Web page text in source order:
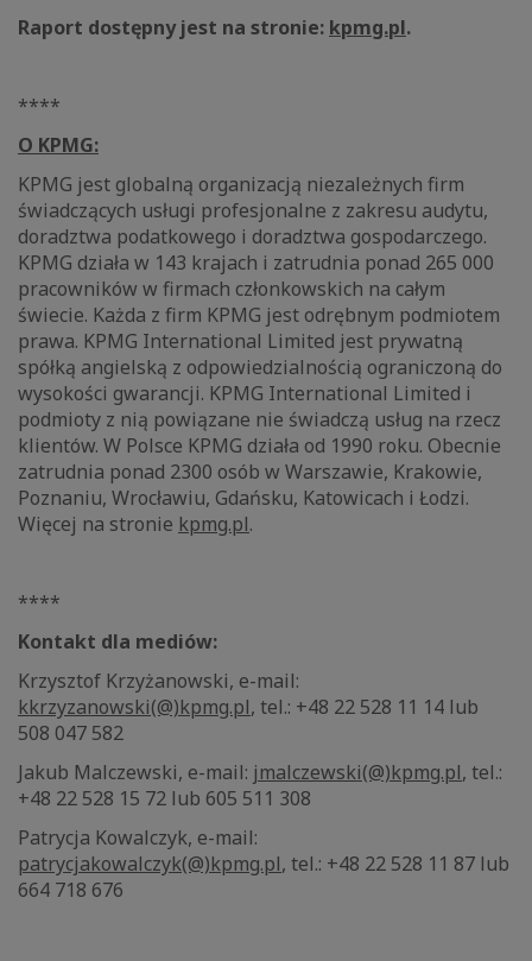
Raport dostępny jest na stronie: kpmg.pl.
****
O KPMG:
KPMG jest globalną organizacją niezależnych firm
świadczących usługi profesjonalne z zakresu audytu,
doradztwa podatkowego i doradztwa gospodarczego.
KPMG działa w 143 krajach i zatrudnia ponad 265 000
pracowników w firmach członkowskich na całym
świecie. Każda z firm KPMG jest odrębnym podmiotem
prawa. KPMG International Limited jest prywatną
spółką angielską z odpowiedzialnością ograniczoną do
wysokości gwarancji. KPMG International Limited i
podmioty z nią powiązane nie świadczą usług na rzecz
klientów. W Polsce KPMG działa od 1990 roku. Obecnie
zatrudnia ponad 2300 osób w Warszawie, Krakowie,
Poznaniu, Wrocławiu, Gdańsku, Katowicach i Łodzi.
Więcej na stronie kpmg.pl.
****
Kontakt dla mediów:
Krzysztof Krzyżanowski, e-mail:
kkrzyzanowski(@)kpmg.pl, tel.: +48 22 528 11 14 lub
508 047 582
Jakub Malczewski, e-mail: jmalczewski(@)kpmg.pl, tel.:
+48 22 528 15 72 lub 605 511 308
Patrycja Kowalczyk, e-mail:
patrycjakowalczyk(@)kpmg.pl, tel.: +48 22 528 11 87 lub
664 718 676